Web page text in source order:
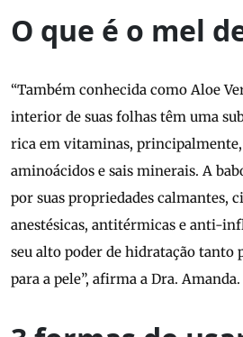
O que é o mel
“Também conhecida como Aloe
interior de suas folhas têm uma
rica em vitaminas, principalmente,
aminoácidos e sais minerais. A
por suas propriedades calmantes,
anestésicas, antitérmicas e anti-
seu alto poder de hidratação tanto
para a pele”, afirma a Dra. Amanda.